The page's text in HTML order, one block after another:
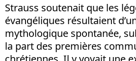
Strauss soutenait que les
évangéliques résultaient
mythologique spontanée,
la part des premières